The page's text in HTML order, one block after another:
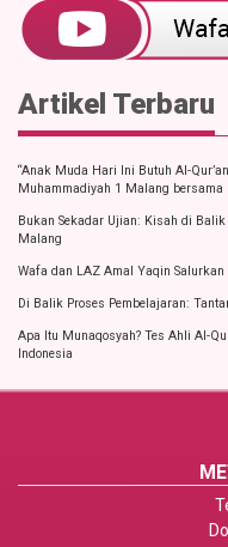
Artikel Terbaru
“Anak Muda Hari Ini Butuh Al-
Muhammadiyah 1 Malang bersama
Bukan Sekadar Ujian: Kisah di
Malang
Wafa dan LAZ Amal Yaqin Salurkan
Di Balik Proses Pembelajaran:
Apa Itu Munaqosyah? Tes Ahli Al-
Indonesia